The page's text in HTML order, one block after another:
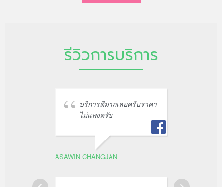
รีวิวการบริการ
บริการดีมากเลยครับราคา
ไม่แพงครับ
ASAWIN CHANGJAN